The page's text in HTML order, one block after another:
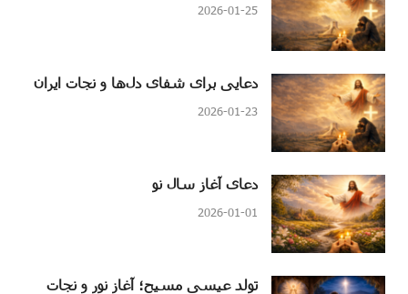
2026-01-25
دعایی برای شفای دل‌ها و نجات ایران
2026-01-23
دعای آغاز سال نو
2026-01-01
تولد عیسی مسیح؛ آغاز نور و نجات